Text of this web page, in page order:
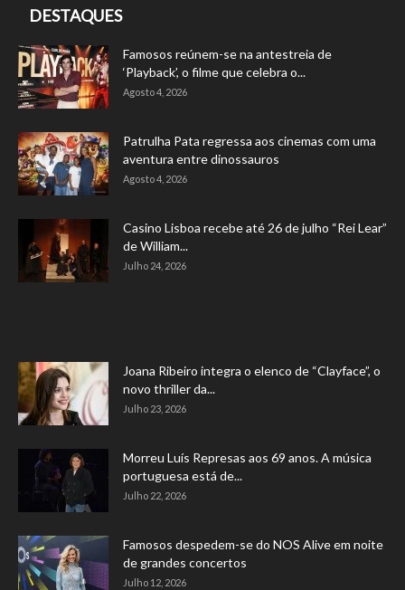
DESTAQUES
Famosos reúnem-se na antestreia de
‘Playback’, o filme que celebra o...
Agosto 4, 2026
Patrulha Pata regressa aos cinemas com uma
aventura entre dinossauros
Agosto 4, 2026
Casino Lisboa recebe até 26 de julho “Rei Lear”
de William...
Julho 24, 2026
Joana Ribeiro integra o elenco de “Clayface”, o
novo thriller da...
Julho 23, 2026
Morreu Luís Represas aos 69 anos. A música
portuguesa está de...
Julho 22, 2026
Famosos despedem-se do NOS Alive em noite
de grandes concertos
Julho 12, 2026